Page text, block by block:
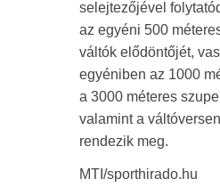
selejtezőjével
az egyéni 500
váltók elődöntőjét,
egyéniben az 1000
a 3000 méteres
valamint a
rendezik meg.
MTI/sporthirado.hu